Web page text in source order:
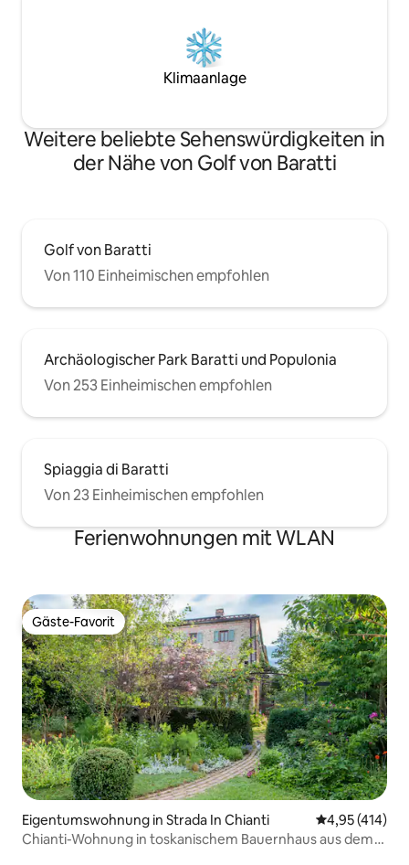
Klimaanlage
Weitere beliebte Sehenswürdigkeiten in
der Nähe von Golf von Baratti
Golf von Baratti
Von 110 Einheimischen empfohlen
Archäologischer Park Baratti und Populonia
Von 253 Einheimischen empfohlen
Spiaggia di Baratti
Von 23 Einheimischen empfohlen
Ferienwohnungen mit WLAN
Gäste-Favorit
Gäste-Favorit
Eigentumswohnung in Strada In Chianti
4,95 (414)
Chianti-Wohnung in toskanischem Bauernhaus aus dem